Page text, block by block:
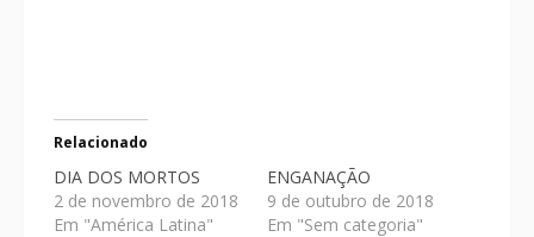
Relacionado
DIA DOS MORTOS
2 de novembro de 2018
Em "América Latina"
ENGANAÇÃO
9 de outubro de 2018
Em "Sem categoria"